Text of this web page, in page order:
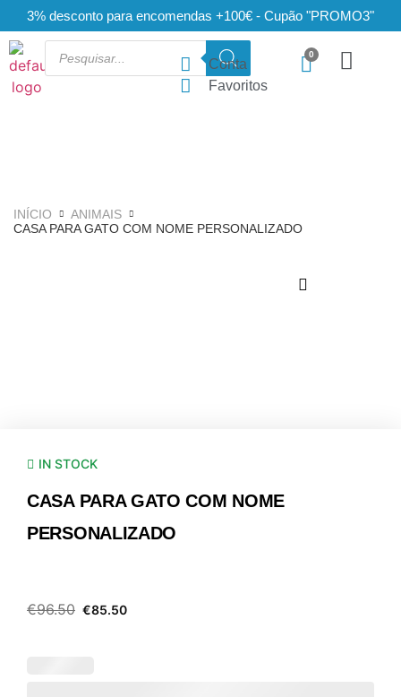
3% desconto para encomendas +100€ - Cupão "PROMO3"
Conta
Favoritos
INÍCIO
ANIMAIS
CASA PARA GATO COM NOME PERSONALIZADO
IN STOCK
CASA PARA GATO COM NOME
PERSONALIZADO
€96.50 €85.50